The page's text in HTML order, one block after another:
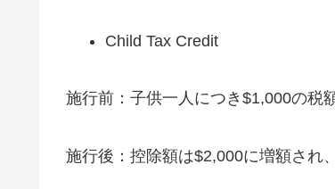
Child Tax Credit
施行前：子供一人につき$1,000の税
施行後：控除額は$2,000に増額され